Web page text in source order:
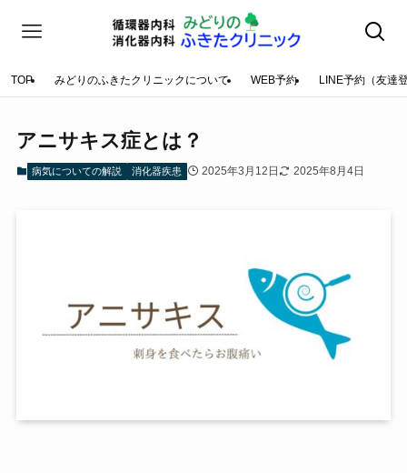
TOP みどりのふきたクリニックについて WEB予約 LINE予約（友達
アニサキス症とは？
病気についての解説 消化器疾患 2025年3月12日 2025年8月4日